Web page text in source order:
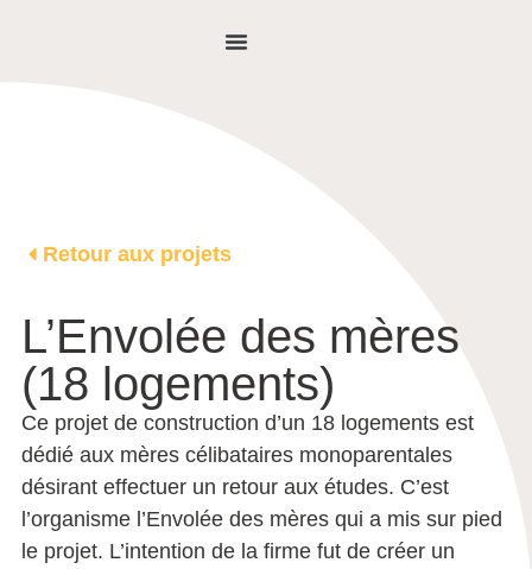
Retour aux projets
L’Envolée des mères
(18 logements)
Ce projet de construction d’un 18 logements est
dédié aux mères célibataires monoparentales
désirant effectuer un retour aux études. C’est
l’organisme l’Envolée des mères qui a mis sur pied
le projet. L’intention de la firme fut de créer un